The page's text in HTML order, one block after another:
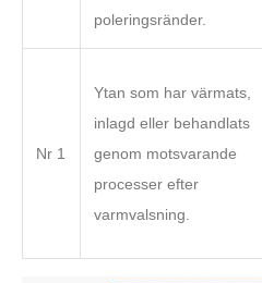
poleringsränder.
Nr 1
Ytan som har värmats,
inlagd eller behandlats
genom motsvarande
processer efter
varmvalsning.